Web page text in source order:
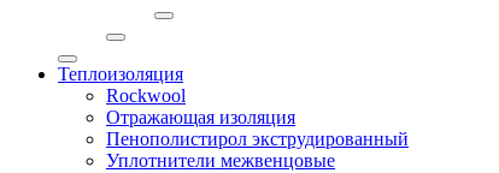
Теплоизоляция
Rockwool
Отражающая изоляция
Пенополистирол экструдированный
Уплотнители межвенцовые